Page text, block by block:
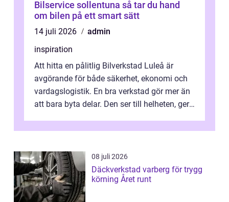
Bilservice sollentuna så tar du hand
om bilen på ett smart sätt
14 juli 2026
admin
inspiration
Att hitta en pålitlig Bilverkstad Luleå är
avgörande för både säkerhet, ekonomi och
vardagslogistik. En bra verkstad gör mer än
att bara byta delar. Den ser till helheten, ger
08 juli 2026
Däckverkstad varberg för trygg
körning Året runt